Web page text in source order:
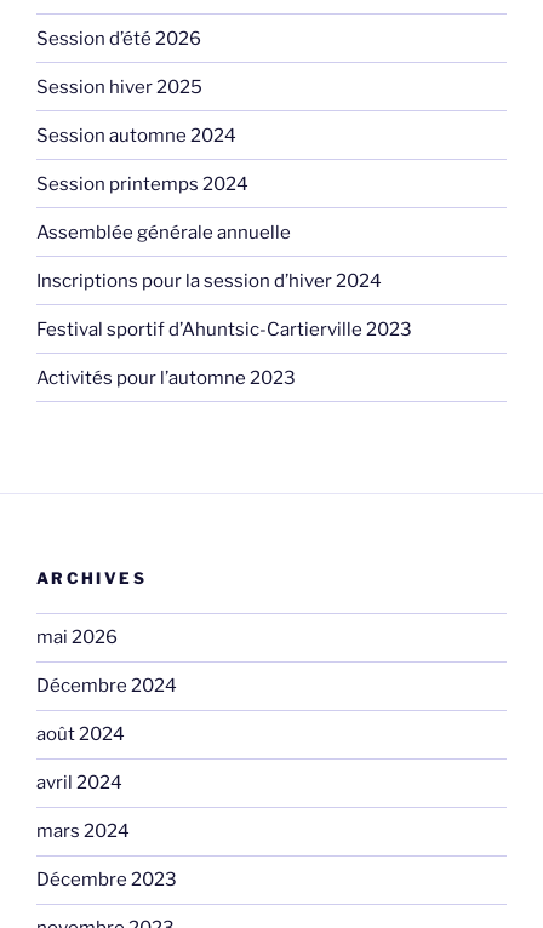
Session d’été 2026
Session hiver 2025
Session automne 2024
Session printemps 2024
Assemblée générale annuelle
Inscriptions pour la session d’hiver 2024
Festival sportif d’Ahuntsic-Cartierville 2023
Activités pour l’automne 2023
ARCHIVES
mai 2026
Décembre 2024
août 2024
avril 2024
mars 2024
Décembre 2023